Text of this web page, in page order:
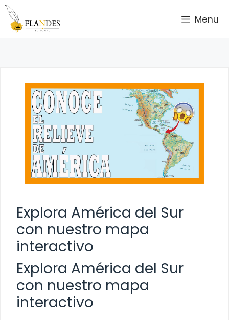
Saltar
contenido
Menu
Explora América del Sur
con nuestro mapa
interactivo
Explora América del Sur
con nuestro mapa
interactivo